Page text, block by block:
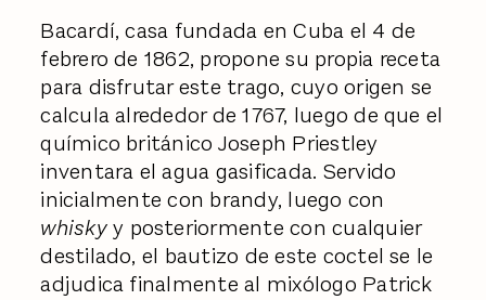
Bacardí, casa fundada en Cuba el 4 de
febrero de 1862, propone su propia receta
para disfrutar este trago, cuyo origen se
calcula alrededor de 1767, luego de que el
químico británico Joseph Priestley
inventara el agua gasificada. Servido
inicialmente con brandy, luego con
whiskyy posteriormente con cualquier
destilado, el bautizo de este coctel se le
adjudica finalmente al mixólogo Patrick